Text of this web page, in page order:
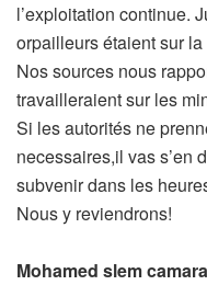
l’exploitation continue.
orpailleurs étaient sur la
Nos sources nous
travailleraient sur les
Si les autorités ne
necessaires,il vas s’en
subvenir dans les
Nous y reviendrons!
Mohamed slem camara